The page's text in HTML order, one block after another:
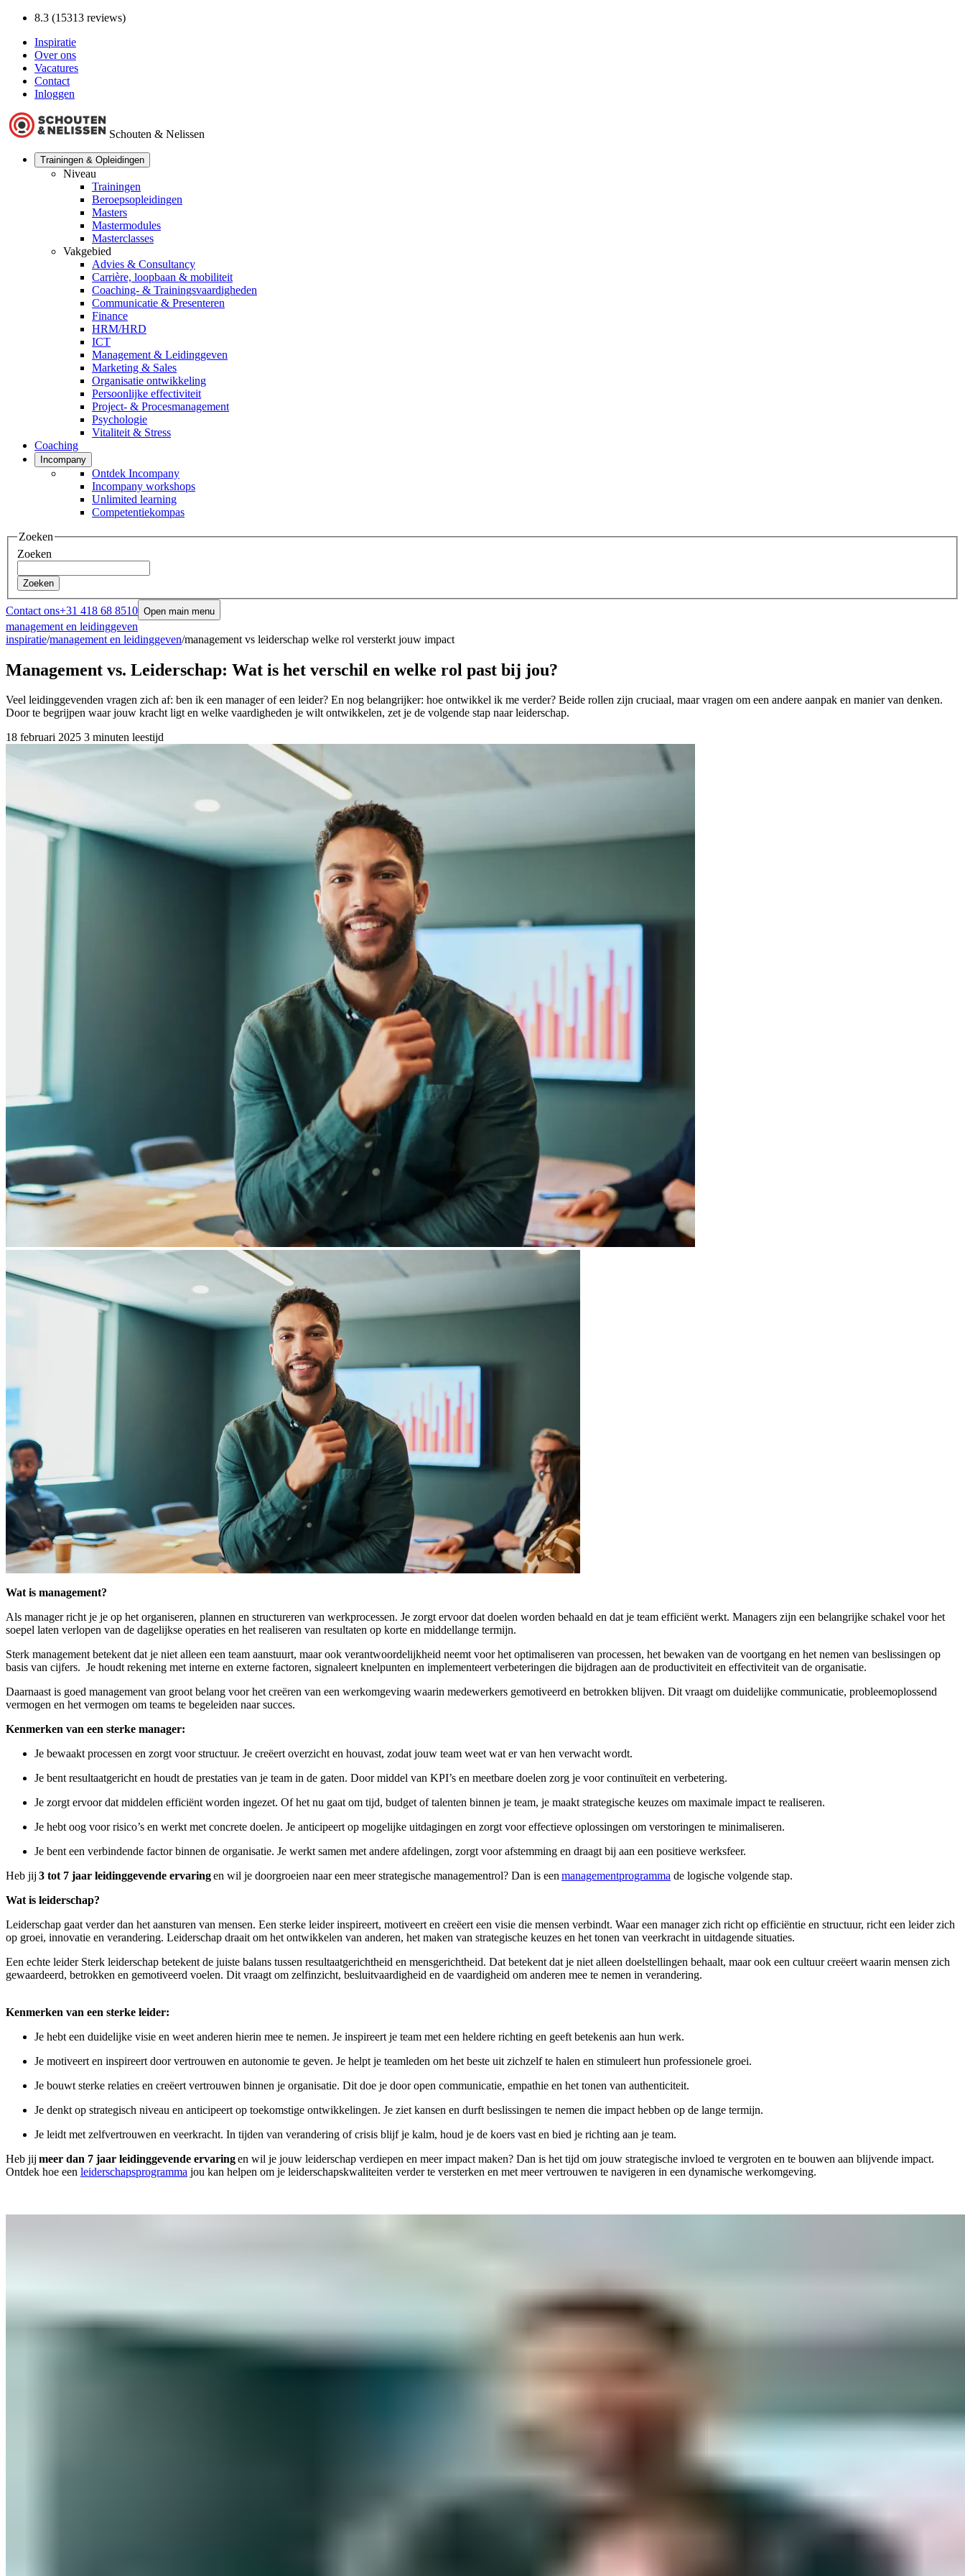
8.3 (15313 reviews)
Inspiratie
Over ons
Vacatures
Contact
Inloggen
Schouten & Nelissen
Trainingen & Opleidingen
Niveau
Trainingen
Beroepsopleidingen
Masters
Mastermodules
Masterclasses
Vakgebied
Advies & Consultancy
Carrière, loopbaan & mobiliteit
Coaching- & Trainingsvaardigheden
Communicatie & Presenteren
Finance
HRM/HRD
ICT
Management & Leidinggeven
Marketing & Sales
Organisatie ontwikkeling
Persoonlijke effectiviteit
Project- & Procesmanagement
Psychologie
Vitaliteit & Stress
Coaching
Incompany
Ontdek Incompany
Incompany workshops
Unlimited learning
Competentiekompas
Zoeken
Zoeken
Zoeken
Contact ons+31 418 68 8510 Open main menu
management en leidinggeven
inspiratie/management en leidinggeven/management vs leiderschap welke rol versterkt jouw impact
Management vs. Leiderschap: Wat is het verschil en welke rol past bij jou?
Veel leidinggevenden vragen zich af: ben ik een manager of een leider? En nog belangrijker: hoe ontwikkel ik me verder? Beide rollen zijn cruciaal, maar vragen om een andere aanpak en manier van denken.
Door te begrijpen waar jouw kracht ligt en welke vaardigheden je wilt ontwikkelen, zet je de volgende stap naar leiderschap.
18 februari 2025 3 minuten leestijd
Wat is management?
Als manager richt je je op het organiseren, plannen en structureren van werkprocessen. Je zorgt ervoor dat doelen worden behaald en dat je team efficiënt werkt. Managers zijn een belangrijke schakel voor het
soepel laten verlopen van de dagelijkse operaties en het realiseren van resultaten op korte en middellange termijn.
Sterk management betekent dat je niet alleen een team aanstuurt, maar ook verantwoordelijkheid neemt voor het optimaliseren van processen, het bewaken van de voortgang en het nemen van beslissingen op
basis van cijfers. Je houdt rekening met interne en externe factoren, signaleert knelpunten en implementeert verbeteringen die bijdragen aan de productiviteit en effectiviteit van de organisatie.
Daarnaast is goed management van groot belang voor het creëren van een werkomgeving waarin medewerkers gemotiveerd en betrokken blijven. Dit vraagt om duidelijke communicatie, probleemoplossend
vermogen en het vermogen om teams te begeleiden naar succes.
Kenmerken van een sterke manager:
Je bewaakt processen en zorgt voor structuur. Je creëert overzicht en houvast, zodat jouw team weet wat er van hen verwacht wordt.
Je bent resultaatgericht en houdt de prestaties van je team in de gaten. Door middel van KPI’s en meetbare doelen zorg je voor continuïteit en verbetering.
Je zorgt ervoor dat middelen efficiënt worden ingezet. Of het nu gaat om tijd, budget of talenten binnen je team, je maakt strategische keuzes om maximale impact te realiseren.
Je hebt oog voor risico’s en werkt met concrete doelen. Je anticipeert op mogelijke uitdagingen en zorgt voor effectieve oplossingen om verstoringen te minimaliseren.
Je bent een verbindende factor binnen de organisatie. Je werkt samen met andere afdelingen, zorgt voor afstemming en draagt bij aan een positieve werksfeer.
Heb jij 3 tot 7 jaar leidinggevende ervaringen wil je doorgroeien naar een meer strategische managementrol? Dan is een managementprogramma de logische volgende stap.
Wat is leiderschap?
Leiderschap gaat verder dan het aansturen van mensen. Een sterke leider inspireert, motiveert en creëert een visie die mensen verbindt. Waar een manager zich richt op efficiëntie en structuur, richt een leider zich
op groei, innovatie en verandering. Leiderschap draait om het ontwikkelen van anderen, het maken van strategische keuzes en het tonen van veerkracht in uitdagende situaties.
Een echte leider Sterk leiderschap betekent de juiste balans tussen resultaatgerichtheid en mensgerichtheid. Dat betekent dat je niet alleen doelstellingen behaalt, maar ook een cultuur creëert waarin mensen zich
gewaardeerd, betrokken en gemotiveerd voelen. Dit vraagt om zelfinzicht, besluitvaardigheid en de vaardigheid om anderen mee te nemen in verandering.
Kenmerken van een sterke leider:
Je hebt een duidelijke visie en weet anderen hierin mee te nemen. Je inspireert je team met een heldere richting en geeft betekenis aan hun werk.
Je motiveert en inspireert door vertrouwen en autonomie te geven. Je helpt je teamleden om het beste uit zichzelf te halen en stimuleert hun professionele groei.
Je bouwt sterke relaties en creëert vertrouwen binnen je organisatie. Dit doe je door open communicatie, empathie en het tonen van authenticiteit.
Je denkt op strategisch niveau en anticipeert op toekomstige ontwikkelingen. Je ziet kansen en durft beslissingen te nemen die impact hebben op de lange termijn.
Je leidt met zelfvertrouwen en veerkracht. In tijden van verandering of crisis blijf je kalm, houd je de koers vast en bied je richting aan je team.
Heb jij meer dan 7 jaar leidinggevende ervaringen wil je jouw leiderschap verdiepen en meer impact maken? Dan is het tijd om jouw strategische invloed te vergroten en te bouwen aan blijvende impact.
Ontdek hoe een leiderschapsprogramma jou kan helpen om je leiderschapskwaliteiten verder te versterken en met meer vertrouwen te navigeren in een dynamische werkomgeving.